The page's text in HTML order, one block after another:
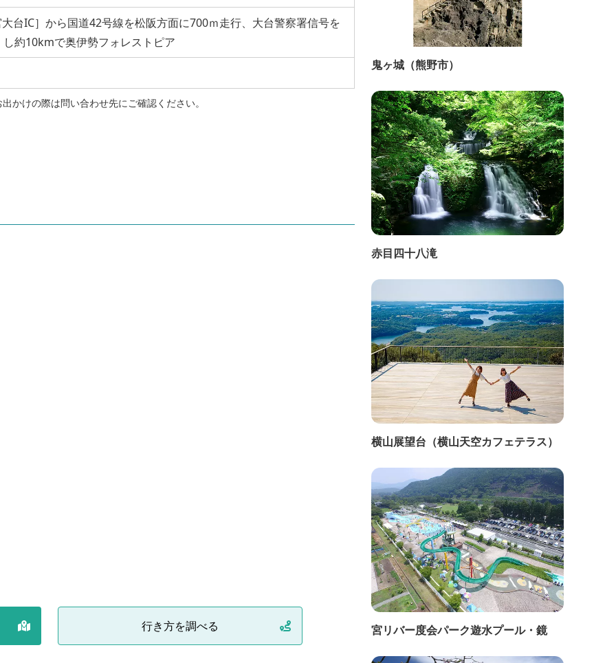
台IC］から国道42号線を松阪方面に700ｍ走行、大台警察署信号を
約10kmで奥伊勢フォレストピア
かけの際は問い合わせ先にご確認ください。
行き方を調べる
鬼ヶ城（熊野市）
赤目四十八滝
横山展望台（横山天空カフェテラス）
宮リバー度会パーク遊水プール・鏡